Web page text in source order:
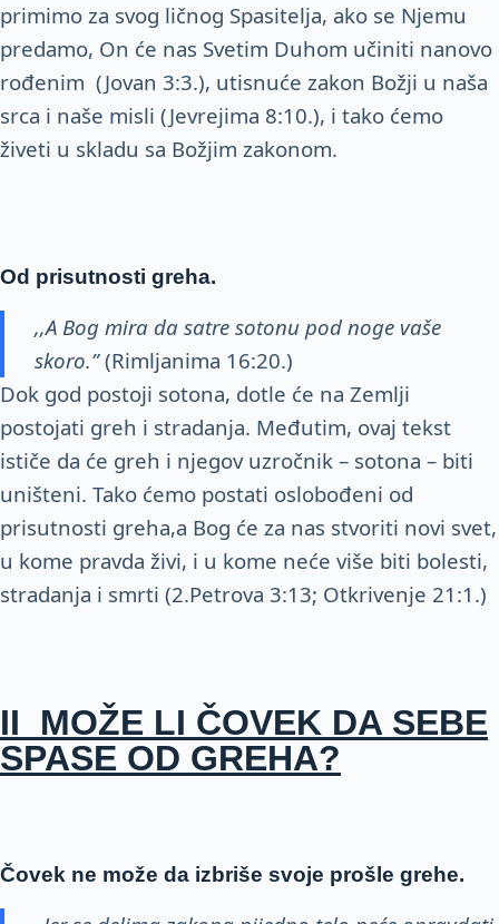
primimo za svog ličnog Spasitelja, ako se Njemu
predamo, On će nas Svetim Duhom učiniti nanovo
rođenim (Jovan 3:3.), utisnuće zakon Božji u naša
srca i naše misli (Jevrejima 8:10.), i tako ćemo
živeti u skladu sa Božjim zakonom.
Od prisutnosti greha.
,,A Bog mira da satre sotonu pod noge vaše
skoro.”(Rimljanima 16:20.)
Dok god postoji sotona, dotle će na Zemlji
postojati greh i stradanja. Međutim, ovaj tekst
ističe da će greh i njegov uzročnik – sotona – biti
uništeni. Tako ćemo postati oslobođeni od
prisutnosti greha,a Bog će za nas stvoriti novi svet,
u kome pravda živi, i u kome neće više biti bolesti,
stradanja i smrti (2.Petrova 3:13; Otkrivenje 21:1.)
II MOŽE LI ČOVEK DA SEBE
SPASE OD GREHA?
Čovek ne može da izbriše svoje prošle grehe.